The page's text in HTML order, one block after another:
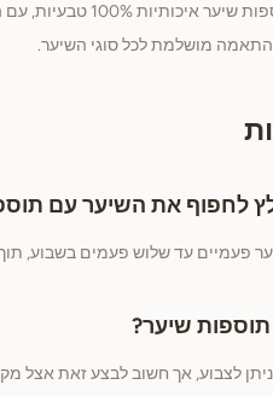
ישרהייר מתמחה
מושלמת לכל סוגי השיער.
לחפוף את השיער עם
פעמיים עד שלוש פעמים בשבוע,
שיער?
לצבוע, אך חשוב לבצע זאת אצל